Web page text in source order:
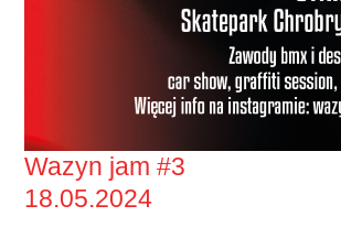
Wazyn jam #3
18.05.2024